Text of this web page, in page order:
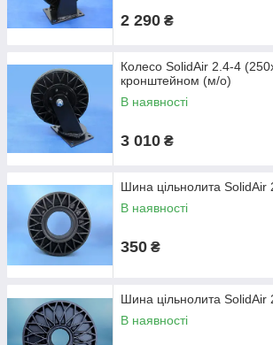
2 290 ₴
Колесо SolidAir 2.4-4
кронштейном (м/о)
В наявності
3 010 ₴
Шина цільнолита SolidAir
В наявності
350 ₴
Шина цільнолита SolidAir
В наявності